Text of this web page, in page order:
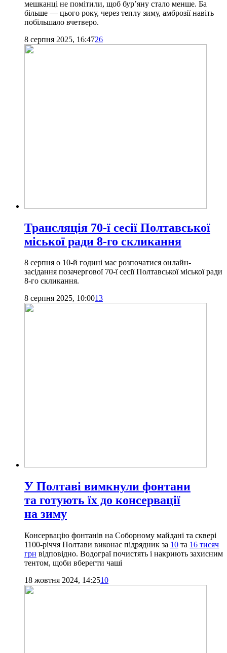
мешканці не помітили, щоб бур’яну стало менше. Ба
більше — цього року, через теплу зиму, амброзії навіть
побільшало вчетверо.
8 серпня 2025, 16:4726
Трансляція 70-ї сесії Полтавської
міської ради 8-го скликання
8 серпня о 10-й годині має розпочатися онлайн-
засідання позачергової 70-ї сесії Полтавської міської ради
8-го скликання.
8 серпня 2025, 10:0013
У Полтаві вимкнули фонтани
та готують їх до консервації
на зиму
Консервацію фонтанів на Соборному майдані та сквері
1100-річчя Полтави виконає підрядник за 10 та 16 тисяч
грн відповідно. Водограї почистять і накриють захисним
тентом, щоби вберегти чаші
18 жовтня 2024, 14:2510